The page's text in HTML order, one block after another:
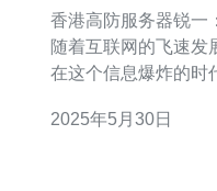
香港高防服务器锐一
随着互联网的飞速发
在这个信息爆炸的时
靠的网络安全解决方
2025年5月30日